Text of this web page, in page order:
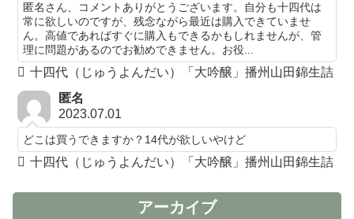
匿名さん、コメントありがとうございます。自分も十四代は
常に欲しいのですが、残念ながら最近は購入できていませ
ん。高値であればすぐに購入もできるかもしれませんが、管
理に問題があるのでお勧めできません。お役...
十四代（じゅうよんだい）「大吟醸」播州山田錦生詰
匿名
2023.07.01
どこは買うできますか？14代が欲しいやけど
十四代（じゅうよんだい）「大吟醸」播州山田錦生詰
アーカイブ